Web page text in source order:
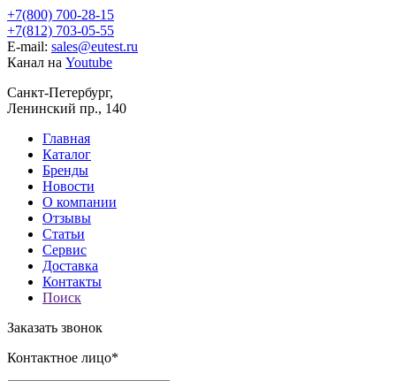
+7(800) 700-28-15
+7(812) 703-05-55
E-mail: sales@eutest.ru
Канал на Youtube
Санкт-Петербург,
Ленинский пр., 140
Главная
Каталог
Бренды
Новости
О компании
Отзывы
Статьи
Сервис
Доставка
Контакты
Поиск
Заказать звонок
Контактное лицо*